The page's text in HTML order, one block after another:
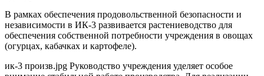
В рамках обеспечения продовольственной безопасности и
независимости в ИК-3 развивается растениеводство для
обеспечения собственной потребности учреждения в овощах
(огурцах, кабачках и картофеле).
ик-3 произв.jpg Руководство учреждения уделяет особое